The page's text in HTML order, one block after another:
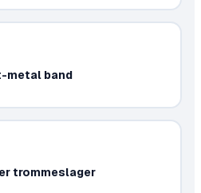
metal band
trommeslager